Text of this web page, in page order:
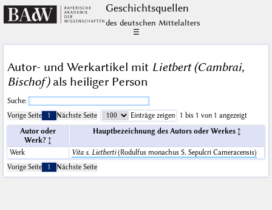
Geschichts­quellen
des deutschen Mittelalters
☰
Autor- und Werkartikel mit Lietbert (Cambrai,
Bischof)als heiliger Person
Suche:
Vorige Seite
1 Nächste Seite Einträge zeigen
1 bis 1 von 1 angezeigt
Autor oder
Werk?
Hauptbezeichnung des Autors oder Werkes
Werk Vita s. Lietberti(Rodulfus monachus S. Sepulcri Cameracensis)
Vorige Seite
1 Nächste Seite